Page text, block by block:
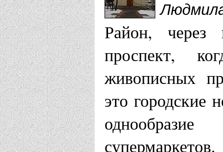
Район, через
проспект,
живописных
это городские